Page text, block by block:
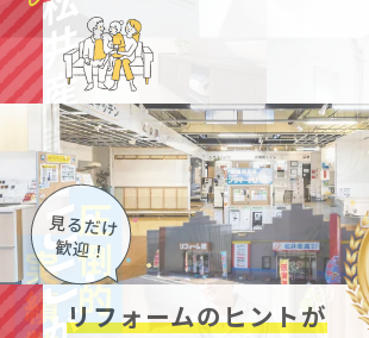
リフォームのヒントが